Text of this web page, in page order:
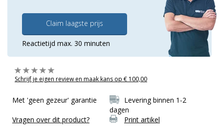
Claim laagste prijs
Reactietijd max. 30 minuten
Schrijf je eigen review en maak kans op € 100,00
Met 'geen gezeur' garantie
Levering binnen 1-2
dagen
Vragen over dit product?
Print artikel